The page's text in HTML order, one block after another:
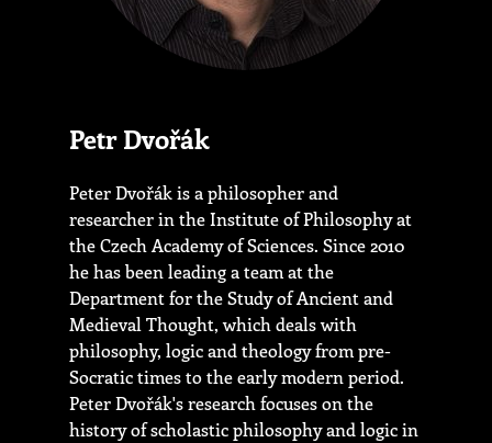
Petr Dvořák
Peter Dvořák is a philosopher and
researcher in the Institute of Philosophy at
the Czech Academy of Sciences. Since 2010
he has been leading a team at the
Department for the Study of Ancient and
Medieval Thought, which deals with
philosophy, logic and theology from pre-
Socratic times to the early modern period.
Peter Dvořák's research focuses on the
history of scholastic philosophy and logic in